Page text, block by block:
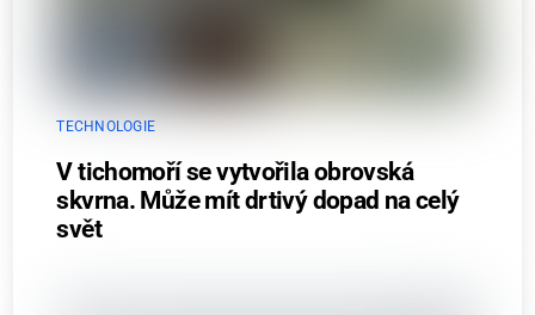
TECHNOLOGIE
V tichomoří se vytvořila obrovská
skvrna. Může mít drtivý dopad na celý
svět